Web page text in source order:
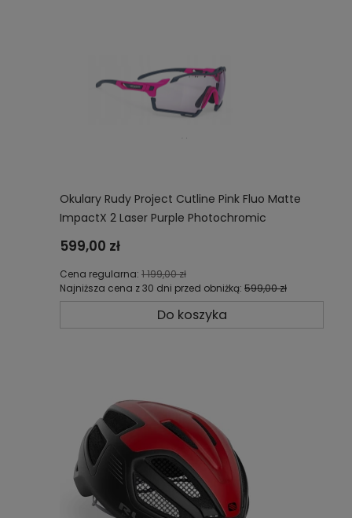
Okulary Rudy Project Cutline Pink Fluo Matte
ImpactX 2 Laser Purple Photochromic
599,00 zł
Cena regularna: 1 199,00 zł
Najniższa cena z 30 dni przed obniżką: 599,00 zł
Do koszyka